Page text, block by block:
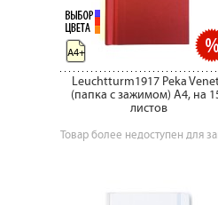
Leuchtturm1917 Peka
(папка c зажимом) А4, на
листов
Товар более недоступен для
A4+